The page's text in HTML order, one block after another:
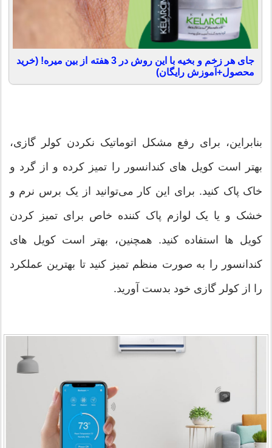
جای هر زخم و بخیه با این روش در 3 هفته از بین میره! (خرید
محصول+آموزش رایگان)
بنابراین، برای رفع مشکل اتوماتیک نکردن کولر گازی،
بهتر است کویل های کندانسور را تمیز کرده و از گرد و
خاک پاک کنید. برای این کار می‌توانید از یک برس نرم و
خشک و یا یک لوازم پاک کننده خاص برای تمیز کردن
کویل ها استفاده کنید. همچنین، بهتر است کویل های
کندانسور را به صورت منظم تمیز کنید تا بهترین عملکرد
را از کولر گازی خود بدست آورید.